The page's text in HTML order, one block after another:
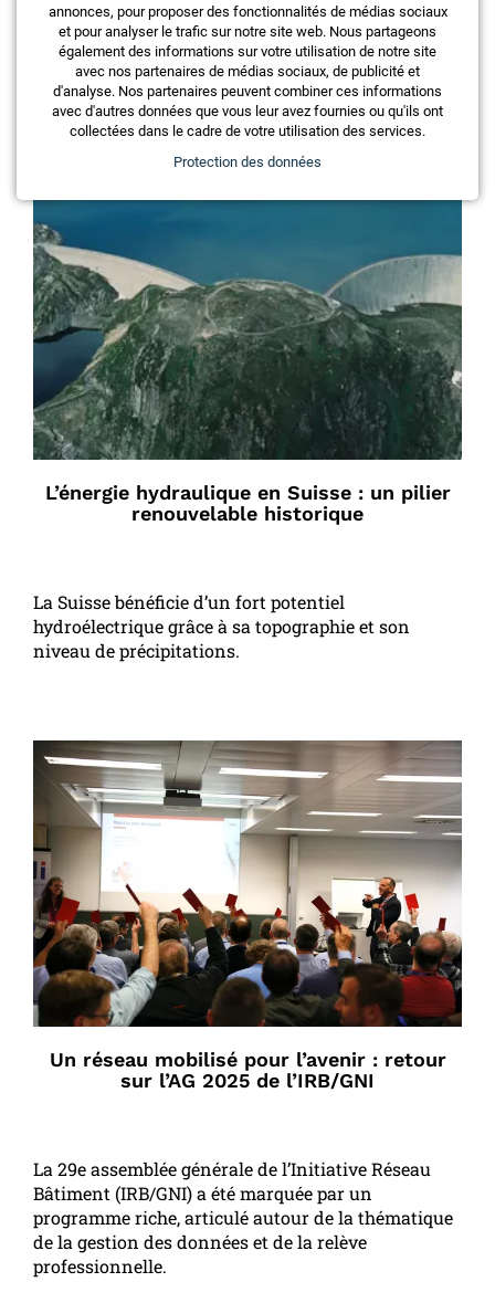
Agreements (PPAs) et les solutions de stockage se
profilent comme des leviers stratégiques pour
assurer la stabilité du réseau et la valorisation de
l’énergie solaire.
L’énergie hydraulique en Suisse : un pilier
renouvelable historique
La Suisse bénéficie d’un fort potentiel
hydroélectrique grâce à sa topographie et son
niveau de précipitations.
Un réseau mobilisé pour l’avenir : retour
sur l’AG 2025 de l’IRB/GNI
La 29e assemblée générale de l’Initiative Réseau
Bâtiment (IRB/GNI) a été marquée par un
programme riche, articulé autour de la thématique
de la gestion des données et de la relève
professionnelle.
annonces, pour proposer des fonctionnalités de médias sociaux
et pour analyser le trafic sur notre site web. Nous partageons
également des informations sur votre utilisation de notre site
avec nos partenaires de médias sociaux, de publicité et
d'analyse. Nos partenaires peuvent combiner ces informations
avec d'autres données que vous leur avez fournies ou qu'ils ont
collectées dans le cadre de votre utilisation des services.
Protection des données